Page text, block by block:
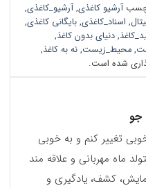
آرشیو کاغذی,آرشیو_کاغذی,
, اسناد_کاغذی,بایگانی کاغذی,
, دنیای بدون کاغذ,
,محیط_زیست,نه به کاغذ,
شده است.
جو
تغییر کنم و به خوبی
ماه مهربانی و علاقه مند
کشف، یادگیری و